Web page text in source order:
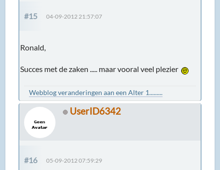
#15 04-09-2012 21:57:07
Ronald,
Succes met de zaken ..... maar vooral veel plezier
Webblog veranderingen aan een Alter 1.........
UserID6342
#16 05-09-2012 07:59:29